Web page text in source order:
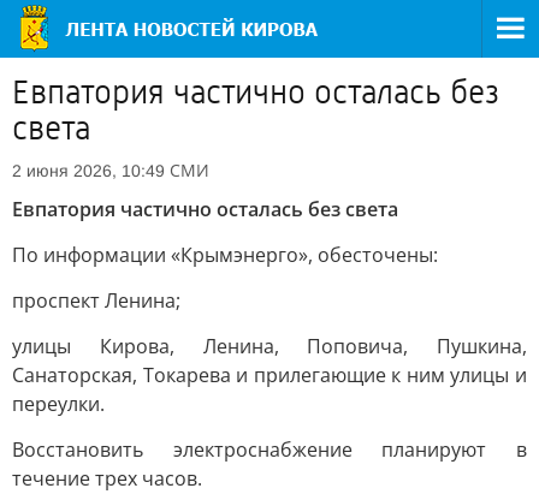
Евпатория частично осталась без
света
2 июня 2026, 10:49 СМИ
Евпатория частично осталась без света
По информации «Крымэнерго», обесточены:
проспект Ленина;
улицы Кирова, Ленина, Поповича, Пушкина,
Санаторская, Токарева и прилегающие к ним улицы и
переулки.
Восстановить электроснабжение планируют в
течение трех часов.